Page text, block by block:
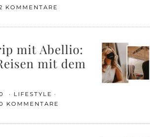
KOMMENTARE
mit Abellio:
mit dem
LIFESTYLE
KOMMENTARE